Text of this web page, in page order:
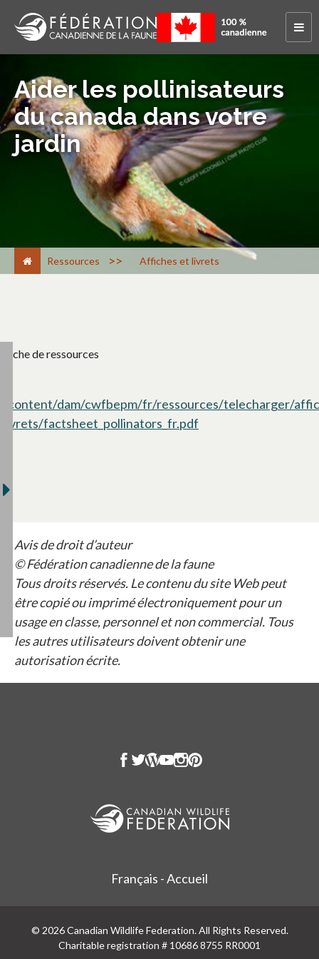
Aider les pollinisateurs
du canada dans votre
jardin
Ressources > Affiches et livrets
Fiche de ressources
/content/dam/cwfbepm/fr/ressources/telecharger/
livrets/factsheet_pollinators_fr.pdf
Avis de droit d’auteur
© Fédération canadienne de la faune
Tous droits réservés. Le contenu du site Web peut
être copié ou imprimé électroniquement pour un
usage en classe, personnel et non commercial. Tous
les autres utilisateurs doivent obtenir une
autorisation écrite.
Français - Accueil
© 2026 Canadian Wildlife Federation. All Rights Reserved.
Charitable registration # 10686 8755 RR0001